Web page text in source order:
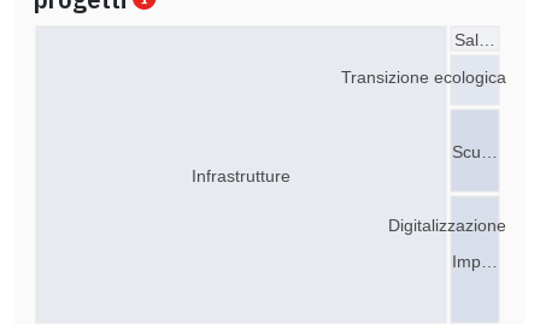
Digitalizzazione
Scu…
Imp…
Infrastrutture
Transizione ecologica
Sal…